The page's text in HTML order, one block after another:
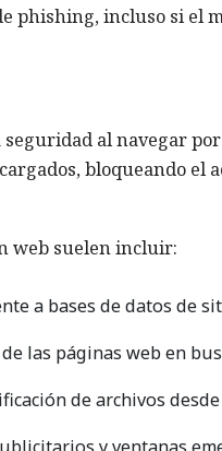
phishing, incluso si el
al navegar
bloqueando
web suelen incluir:
a bases de datos de
las páginas web en
de archivos